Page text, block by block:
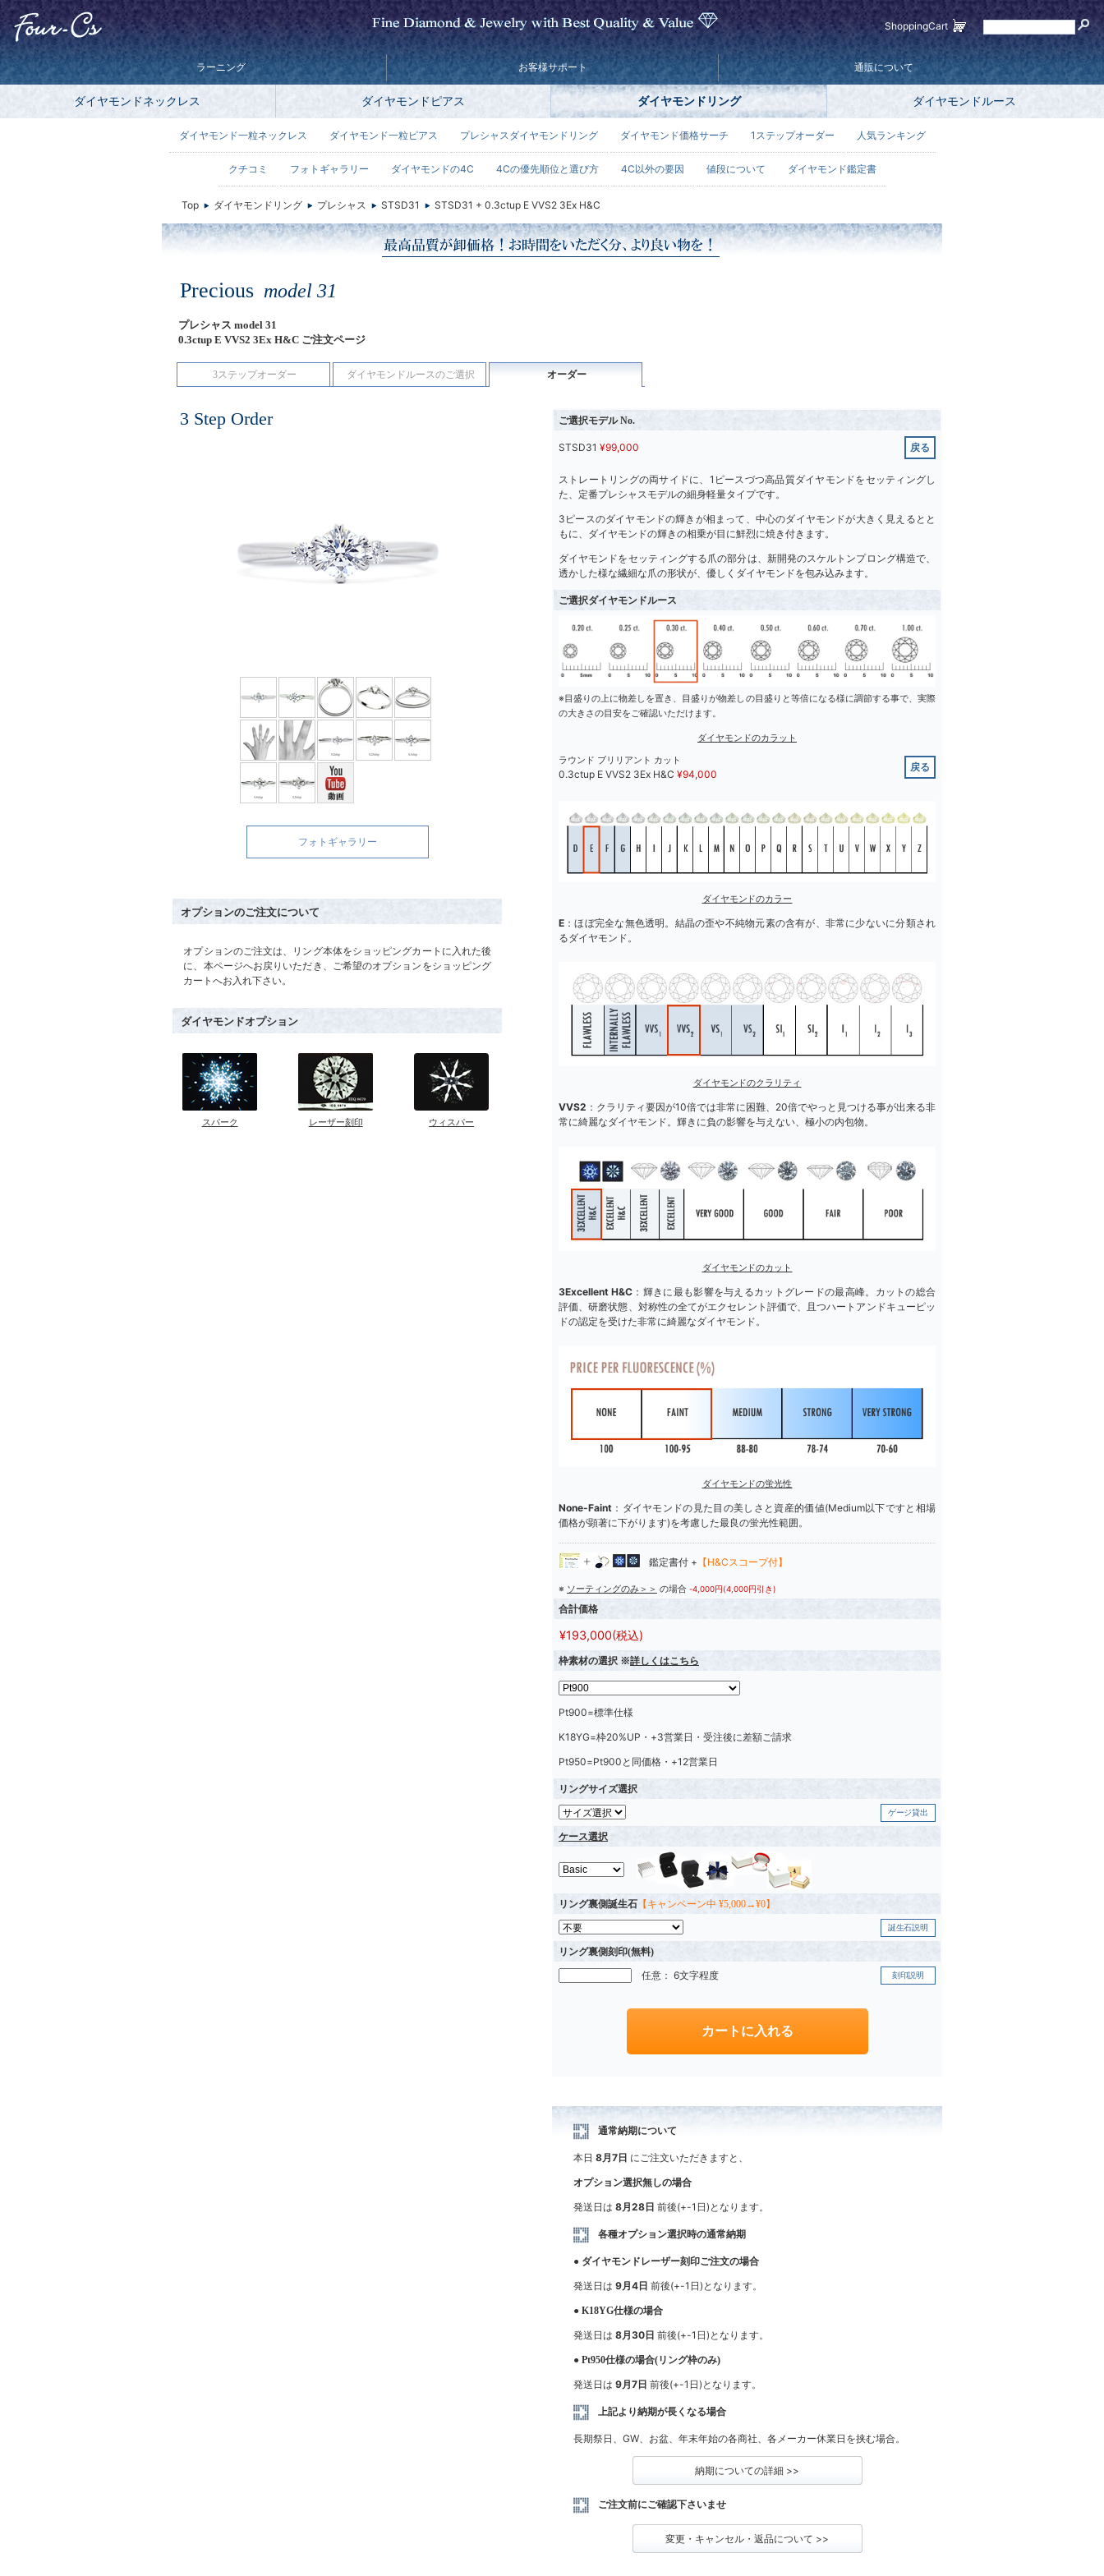
ラーニング お客様サポート 通販について
ダイヤモンドネックレス ダイヤモンドピアス ダイヤモンドリング ダイヤモンドルース
Precious model 31
プレシャス model 31
0.3ctup E VVS2 3Ex H&C ご注文ページ
3ステップオーダー ダイヤモンドルースのご選択 オーダー
3 Step Order
フォトギャラリー
ご選択モデル No.
STSD31 ¥99,000 戻る
ストレートリングの両サイドに、1ピースづつ高品質ダイヤモンドをセッティングし
た、定番プレシャスモデルの細身軽量タイプです。
3ピースのダイヤモンドの輝きが相まって、中心のダイヤモンドが大きく見えるとと
もに、ダイヤモンドの輝きの相乗が目に鮮烈に焼き付きます。
ダイヤモンドをセッティングする爪の部分は、新開発のスケルトンプロング構造で、
透かした様な繊細な爪の形状が、優しくダイヤモンドを包み込みます。
ご選択ダイヤモンドルース
※目盛りの上に物差しを置き、目盛りが物差しの目盛りと等倍になる様に調節する事で、実際
の大きさの目安をご確認いただけます。
ダイヤモンドのカラット
ラウンド ブリリアント カット
0.3ctup E VVS2 3Ex H&C ¥94,000
戻る
ダイヤモンドのカラー
E ：ほぼ完全な無色透明。結晶の歪や不純物元素の含有が、非常に少ないに分類され
るダイヤモンド。
ダイヤモンドのクラリティ
VVS2 ：クラリティ要因が10倍では非常に困難、20倍でやっと見つける事が出来る非
常に綺麗なダイヤモンド。輝きに負の影響を与えない、極小の内包物。
ダイヤモンドのカット
3Excellent H&C ：輝きに最も影響を与えるカットグレードの最高峰。カットの総合
評価、研磨状態、対称性の全てがエクセレント評価で、且つハートアンドキューピッ
ドの認定を受けた非常に綺麗なダイヤモンド。
ダイヤモンドの蛍光性
None-Faint：ダイヤモンドの見た目の美しさと資産的価値(Medium以下ですと相場
価格が顕著に下がります)を考慮した最良の蛍光性範囲。
鑑定書付 + 【H&Cスコープ付】
※ ソーティングのみ＞＞ の場合 -4,000円(4,000円引き)
合計価格
¥193,000(税込)
枠素材の選択 ※詳しくはこちら
Pt900=標準仕様
K18YG=枠20%UP・+3営業日・受注後に差額ご請求
Pt950=Pt900と同価格・+12営業日
リングサイズ選択
ゲージ貸出
ケース選択
リング裏側誕生石 【キャンペーン中 ¥5,000→¥0】
誕生石説明
リング裏側刻印(無料)
任意： 6文字程度 刻印説明
通常納期について
本日 8月7日 にご注文いただきますと、
オプション選択無しの場合
発送日は 8月28日 前後(+-1日)となります。
各種オプション選択時の通常納期
● ダイヤモンドレーザー刻印ご注文の場合
発送日は 9月4日前後(+-1日)となります。
● K18YG仕様の場合
発送日は 8月30日前後(+-1日)となります。
● Pt950仕様の場合(リング枠のみ)
発送日は 9月7日前後(+-1日)となります。
上記より納期が長くなる場合
長期祭日、GW、お盆、年末年始の各商社、各メーカー休業日を挟む場合。
納期についての詳細 >>
ご注文前にご確認下さいませ
変更・キャンセル・返品について >>
オプションのご注文について
オプションのご注文は、リング本体をショッピングカートに入れた後
に、本ページへお戻りいただき、ご希望のオプションをショッピング
カートへお入れ下さい。
ダイヤモンドオプション
スパーク レーザー刻印 ウィスパー
Top ダイヤモンドリング プレシャス STSD31 STSD31 + 0.3ctup E VVS2 3Ex H&C
ShoppingCart
ダイヤモンド一粒ネックレス ダイヤモンド一粒ピアス プレシャスダイヤモンドリング ダイヤモンド価格サーチ 1ステップオーダー 人気ランキング
クチコミ フォトギャラリー ダイヤモンドの4C 4Cの優先順位と選び方 4C以外の要因 値段について ダイヤモンド鑑定書